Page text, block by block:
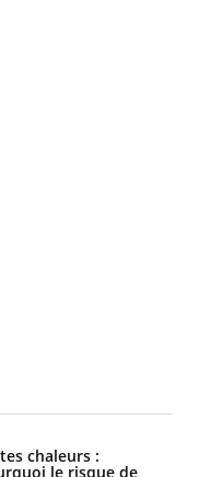
chaleurs :
le risque de
et chaleur : ce
dit la science